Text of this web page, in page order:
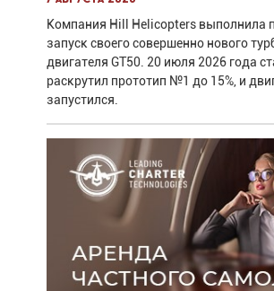
Компания Hill Helicopters выполнила
запуск своего совершенно нового
двигателя GT50. 20 июля 2026 года
раскрутил прототип №1 до 15%, и
запустился.